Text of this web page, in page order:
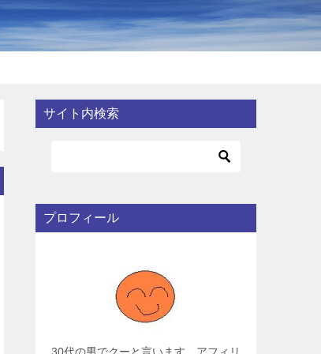
サイト内検索
プロフィール
30代の男でクーと言います。アフィリ